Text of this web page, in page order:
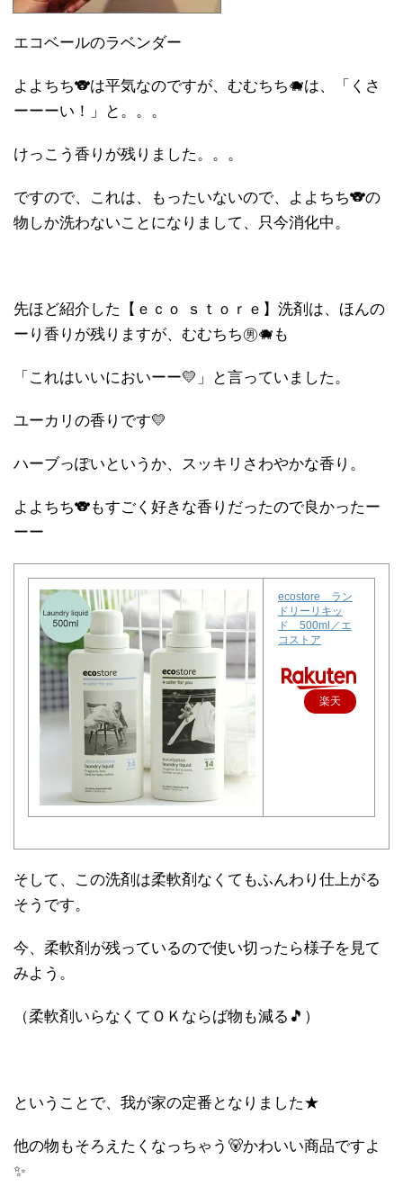
エコベールのラベンダー
よよちち🐨は平気なのですが、むむちち🐗は、「くさ
ーーーい！」と。。。
けっこう香りが残りました。。。
ですので、これは、もったいないので、よよちち🐨の
物しか洗わないことになりまして、只今消化中。
先ほど紹介した【ｅｃｏ ｓｔｏｒｅ】洗剤は、ほんの
ーり香りが残りますが、むむちち㊚🐗も
「これはいいにおいーー💛」と言っていました。
ユーカリの香りです💛
ハーブっぽいというか、スッキリさわやかな香り。
よよちち🐨もすごく好きな香りだったので良かったー
ーー
ecostore ラン
ドリーリキッ
ド 500ml／エ
コストア
楽天
そして、この洗剤は柔軟剤なくてもふんわり仕上がる
そうです。
今、柔軟剤が残っているので使い切ったら様子を見て
みよう。
（柔軟剤いらなくてＯＫならば物も減る🎵）
ということで、我が家の定番となりました★
他の物もそろえたくなっちゃう🐻かわいい商品ですよ
✨